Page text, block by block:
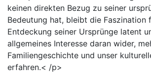
keinen direkten Bezug zu seiner
Bedeutung hat, bleibt die Faszination
Entdeckung seiner Ursprünge latent
allgemeines Interesse daran wider,
Familiengeschichte und unser
erfahren.< /p>